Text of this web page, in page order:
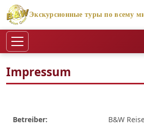
Экскурсионные туры по всему
Impressum
Betreiber: B&W